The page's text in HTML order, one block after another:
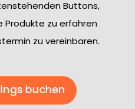
Buttons,
Produkte zu erfahren
zu vereinbaren.